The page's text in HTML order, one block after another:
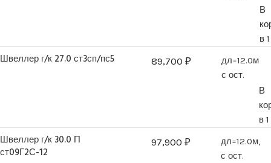
В
в
Швеллер г/к 27.0 ст3сп/пс5 89,700 ₽
дл=12.0м
с ост.
В
в
Швеллер г/к 30.0 П
ст09Г2С-12
97,900 ₽
дл=12.0м,
с ост.